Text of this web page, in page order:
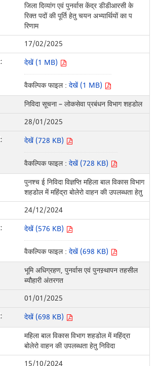
जिला दिव्यांग एवं पुनर्वास केंद्र डीडीआरसी के
रिक्त पदों की पूर्ति हेतु चयन अभ्यार्थियों का प
रिणाम
17/02/2025
देखें (1 MB)
वैकल्पिक फाइल : देखें (1 MB)
निविदा सूचना – लोकसेवा प्रबंधन विभाग शहडोल
28/01/2025
देखें (728 KB)
वैकल्पिक फाइल : देखें (728 KB)
पुनश्च ई निविदा विज्ञप्ति महिला बाल विकास विभाग
शहडोल में महिंद्रा बोलेरो वाहन की उपलब्धता हेतु
24/12/2024
देखें (576 KB)
वैकल्पिक फाइल : देखें (698 KB)
भूमि अधिग्रहण, पुनर्वास एवं पुनस्र्थापन तहसील
ब्यौहारी अंतरगत
01/01/2025
देखें (698 KB)
महिला बाल विकास विभाग शहडोल में महिंद्रा
बोलेरो वाहन की उपलब्धता हेतु निविदा
15/10/2024